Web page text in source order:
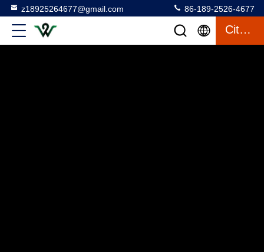
z18925264677@gmail.com 86-189-2526-4677
Citaat